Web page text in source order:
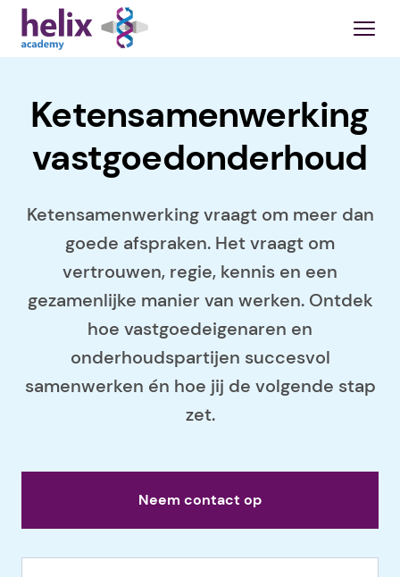
Ketensamenwerking
vastgoedonderhoud
Ketensamenwerking vraagt om meer dan
goede afspraken. Het vraagt om
vertrouwen, regie, kennis en een
gezamenlijke manier van werken. Ontdek
hoe vastgoedeigenaren en
onderhoudspartijen succesvol
samenwerken én hoe jij de volgende stap
zet.
Neem contact op